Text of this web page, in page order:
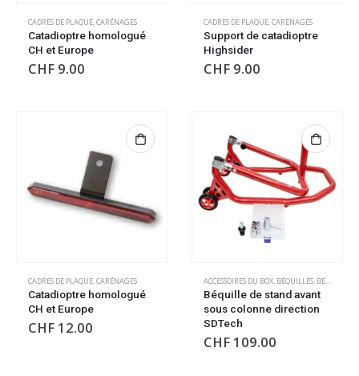
CADRES DE PLAQUE,CARÉNAGES
Catadioptre homologué
CH et Europe
CHF 9.00
CADRES DE PLAQUE,CARÉNAGES
Support de catadioptre
Highsider
CHF 9.00
CADRES DE PLAQUE,CARÉNAGES
Catadioptre homologué
CH et Europe
CHF 12.00
ACCESSOIRES DU BOX, BÉQUILLES, BÉQUILLES
Béquille de stand avant
sous colonne direction
SDTech
CHF 109.00